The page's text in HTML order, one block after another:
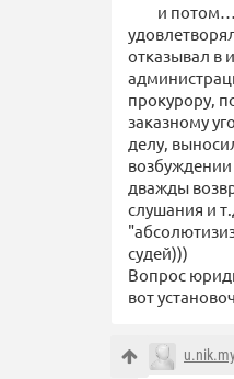
и потом…
отказывал в
прокурору,
заказному
делу,
дважды
слушания и
судей)))
Вопрос
вот